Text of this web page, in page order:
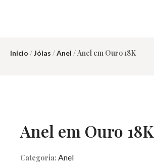
Início /Jóias /Anel / Anel em Ouro 18K
Anel em Ouro 18K
Categoria: Anel